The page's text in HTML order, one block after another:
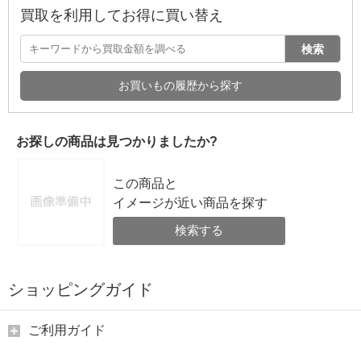
買取を利用してお得に買い替え
検索
お買いもの履歴から探す
お探しの商品は見つかりましたか?
この商品と
イメージが近い商品を探す
検索する
ショッピングガイド
ご利用ガイド